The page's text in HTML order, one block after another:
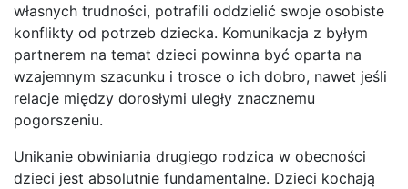
własnych trudności, potrafili oddzielić swoje osobiste
konflikty od potrzeb dziecka. Komunikacja z byłym
partnerem na temat dzieci powinna być oparta na
wzajemnym szacunku i trosce o ich dobro, nawet jeśli
relacje między dorosłymi uległy znacznemu
pogorszeniu.
Unikanie obwiniania drugiego rodzica w obecności
dzieci jest absolutnie fundamentalne. Dzieci kochają